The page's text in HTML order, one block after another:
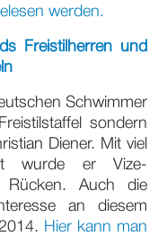
werden.
Freistilherren und
Schwimmer
sondern
Diener. Mit viel
wurde er Vize-
Rücken. Auch die
an diesem
Hier kann man